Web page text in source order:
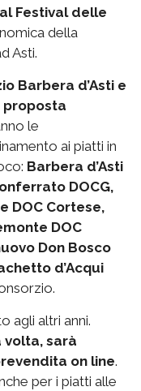
Festival delle
della
Asti.
Barbera d’Asti e
proposta
le
ai piatti in
Barbera d’Asti
DOCG,
DOC Cortese,
DOC
Don Bosco
d’Acqui
agli altri anni.
volta, sarà
on line.
per i piatti alle